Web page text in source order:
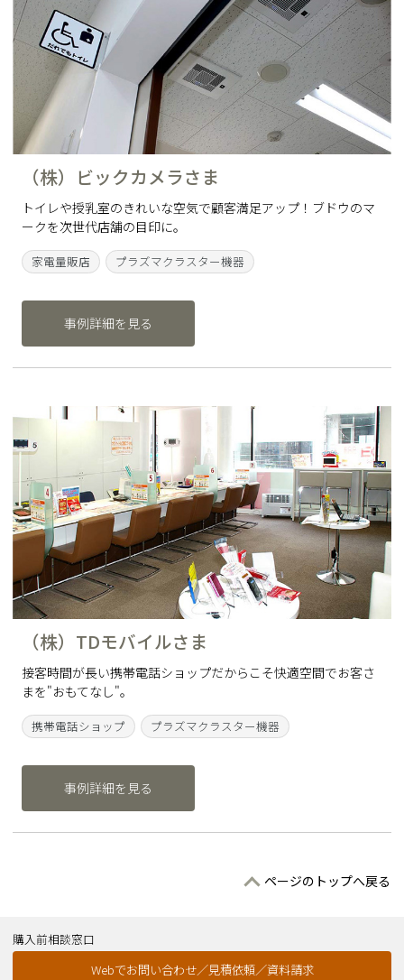
（株）ビックカメラさま
トイレや授乳室のきれいな空気で顧客満足アップ！ブドウのマ
ークを次世代店舗の目印に。
家電量販店 プラズマクラスター機器
事例詳細を見る
（株）TDモバイルさま
接客時間が長い携帯電話ショップだからこそ快適空間でお客さ
まを"おもてなし"。
携帯電話ショップ プラズマクラスター機器
事例詳細を見る
ページのトップへ戻る
購入前相談窓口
Webでお問い合わせ／見積依頼／資料請求